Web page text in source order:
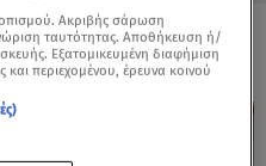
Ακριβής σάρωση
ταυτότητας. Αποθήκευση ή/
Εξατομικευμένη διαφήμιση
περιεχομένου, έρευνα κοινού